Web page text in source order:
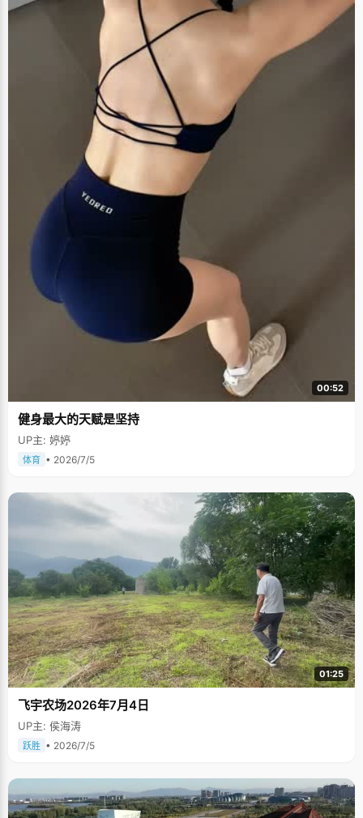
00:52
健身最大的天赋是坚持
UP主: 婷婷
体育 • 2026/7/5
01:25
飞宇农场2026年7月4日
UP主: 侯海涛
跃胜 • 2026/7/5